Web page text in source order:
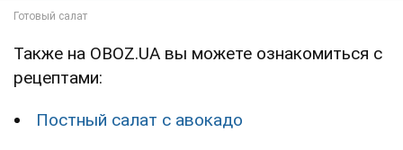
Также на OBOZ.UA вы можете ознакомиться с
рецептами:
Постный салат с авокадо